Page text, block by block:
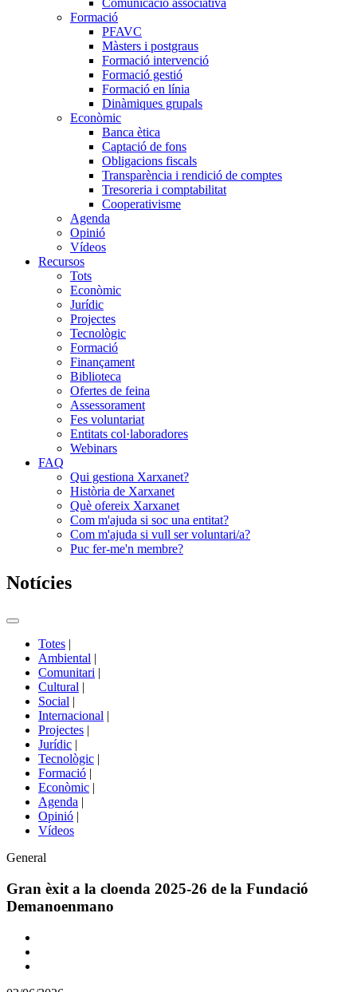
Comunicació associativa
Formació
PFAVC
Màsters i postgraus
Formació intervenció
Formació gestió
Formació en línia
Dinàmiques grupals
Econòmic
Banca ètica
Captació de fons
Obligacions fiscals
Transparència i rendició de comptes
Tresoreria i comptabilitat
Cooperativisme
Agenda
Opinió
Vídeos
Recursos
Tots
Econòmic
Jurídic
Projectes
Tecnològic
Formació
Finançament
Biblioteca
Ofertes de feina
Assessorament
Fes voluntariat
Entitats col·laboradores
Webinars
FAQ
Qui gestiona Xarxanet?
Història de Xarxanet
Què ofereix Xarxanet
Com m'ajuda si soc una entitat?
Com m'ajuda si vull ser voluntari/a?
Puc fer-me'n membre?
Notícies
Commutador
portals
Totes |
Ambiental |
Comunitari |
Cultural |
Social |
Internacional |
Projectes |
Jurídic |
Tecnològic |
Formació |
Econòmic |
Agenda |
Opinió |
Vídeos
Àmbit
la
notícia
General
Gran èxit a la cloenda 2025-26 de la Fundació
Demanoenmano
Comparteix